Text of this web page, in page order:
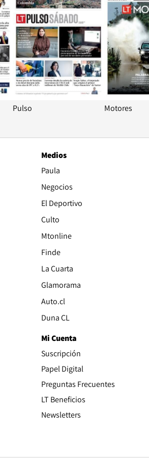
Pulso Motores
Medios
Paula
Negocios
El Deportivo
Culto
Mtonline
Finde
La Cuarta
Glamorama
Auto.clOpens in new window
Duna CLOpens in new window
new window
in new window
Mi Cuenta
Suscripción
Papel DigitalOpens in new
Preguntas Frecuentes
LT Beneficios
Newsletters